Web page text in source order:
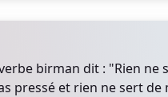
birman dit : "Rien ne
pressé et rien ne sert de